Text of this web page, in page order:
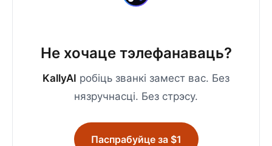
Не хочаце тэлефанаваць?
KallyAI робіць званкі замест вас. Без
нязручнасці. Без стрэсу.
Паспрабуйце за $1